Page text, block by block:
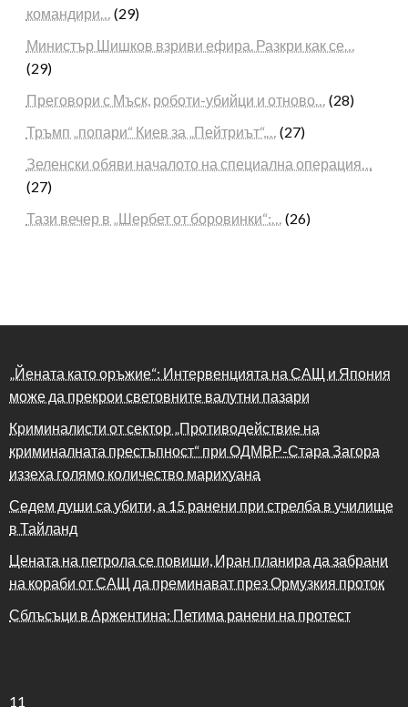
командири… (29)
Министър Шишков взриви ефира. Разкри как се…
(29)
Преговори с Мъск, роботи-убийци и отново… (28)
Тръмп „попари“ Киев за „Пейтриът“,… (27)
Зеленски обяви началото на специална операция…
(27)
Тази вечер в „Шербет от боровинки“:… (26)
„Йената като оръжие“: Интервенцията на САЩ и Япония
може да прекрои световните валутни пазари
Криминалисти от сектор „Противодействие на
криминалната престъпност“ при ОДМВР-Стара Загора
иззеха голямо количество марихуана
Седем души са убити, а 15 ранени при стрелба в училище
в Тайланд
Цената на петрола се повиши, Иран планира да забрани
на кораби от САЩ да преминават през Ормузкия проток
Сблъсъци в Аржентина: Петима ранени на протест
11